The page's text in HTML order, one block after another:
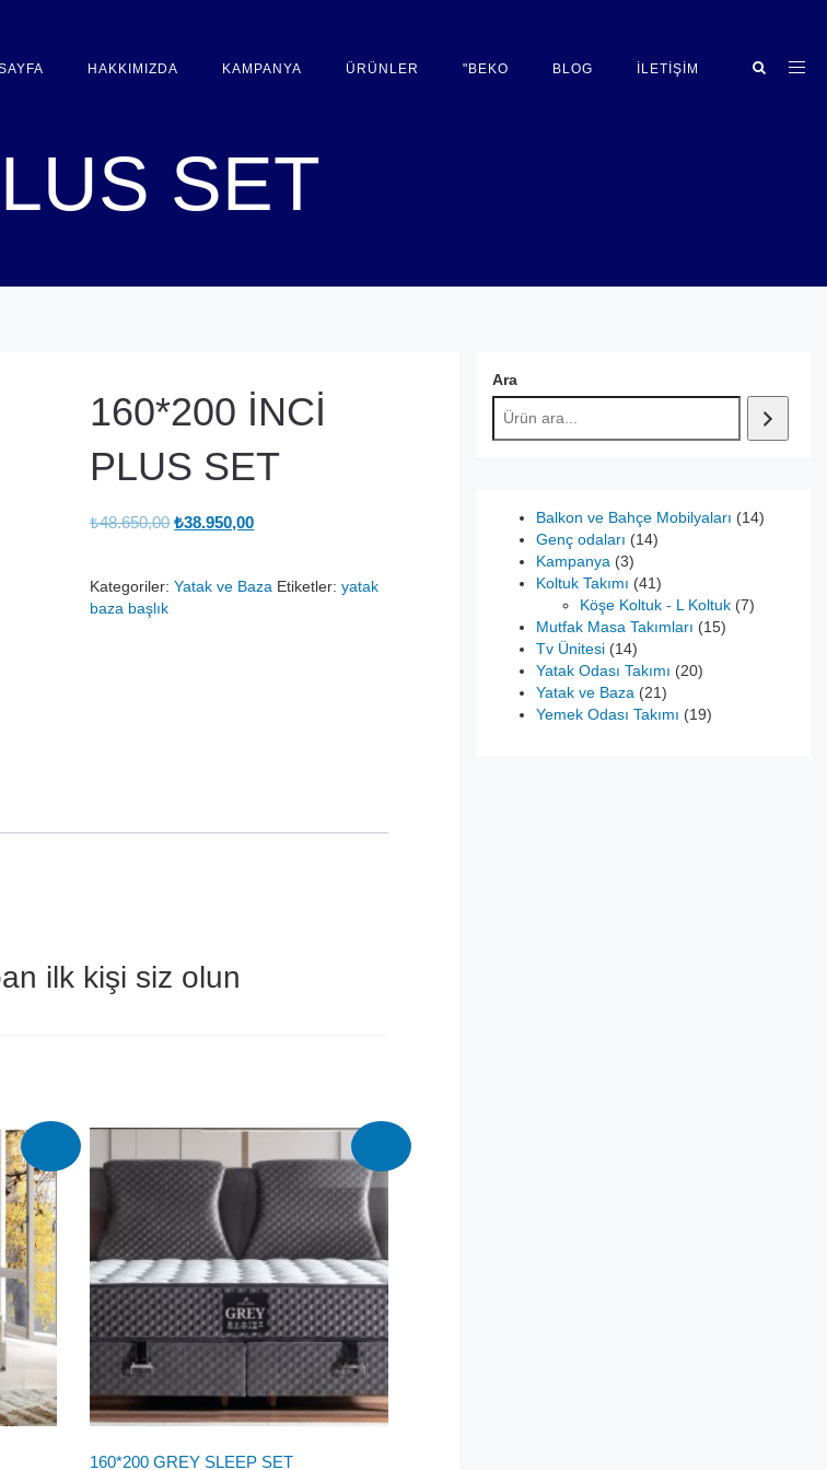
HAKKIMIZDA KAMPANYA ÜRÜNLER "BEKO BLOG İLETIŞIM
SET
160*200 İNCİ
PLUS SET
₺48.650,00 Orijinal
₺38.950,00Şu
₺38.950,00.
Kategoriler:Yatak ve Baza Etiketler:yatak
baza başlık
ilk kişi siz olun
160*200 GREY SLEEP SET
Ara
Balkon ve Bahçe Mobilyaları 1414
Genç odaları 1414
Kampanya 33
ürün
Koltuk Takımı 4141
ürün
Köşe Koltuk - L Koltuk 77
Mutfak Masa Takımları 1515
Tv Ünitesi 1414
ürün
Yatak Odası Takımı 2020
Yatak ve Baza 2121
ürün
Yemek Odası Takımı 1919